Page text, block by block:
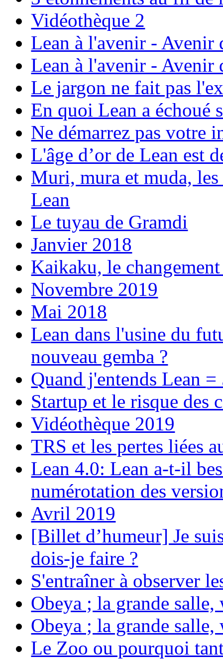
Vidéothèque 2
Lean à l'avenir - Avenir
Lean à l'avenir - Avenir
Le jargon ne fait pas
En quoi Lean a échoué
Ne démarrez pas votre
L'âge d’or de Lean est
Muri, mura et muda,
Lean
Le tuyau de Gramdi
Janvier 2018
Kaikaku, le
Novembre 2019
Mai 2018
Lean dans l'usine du
nouveau gemba ?
Quand j'entends Lean =
Startup et le risque des
Vidéothèque 2019
TRS et les pertes liées
Lean 4.0: Lean a-t-il
numérotation des
Avril 2019
[Billet d’humeur] Je
dois-je faire ?
S'entraîner à observer
Obeya ; la grande
Obeya ; la grande
Le Zoo ou pourquoi